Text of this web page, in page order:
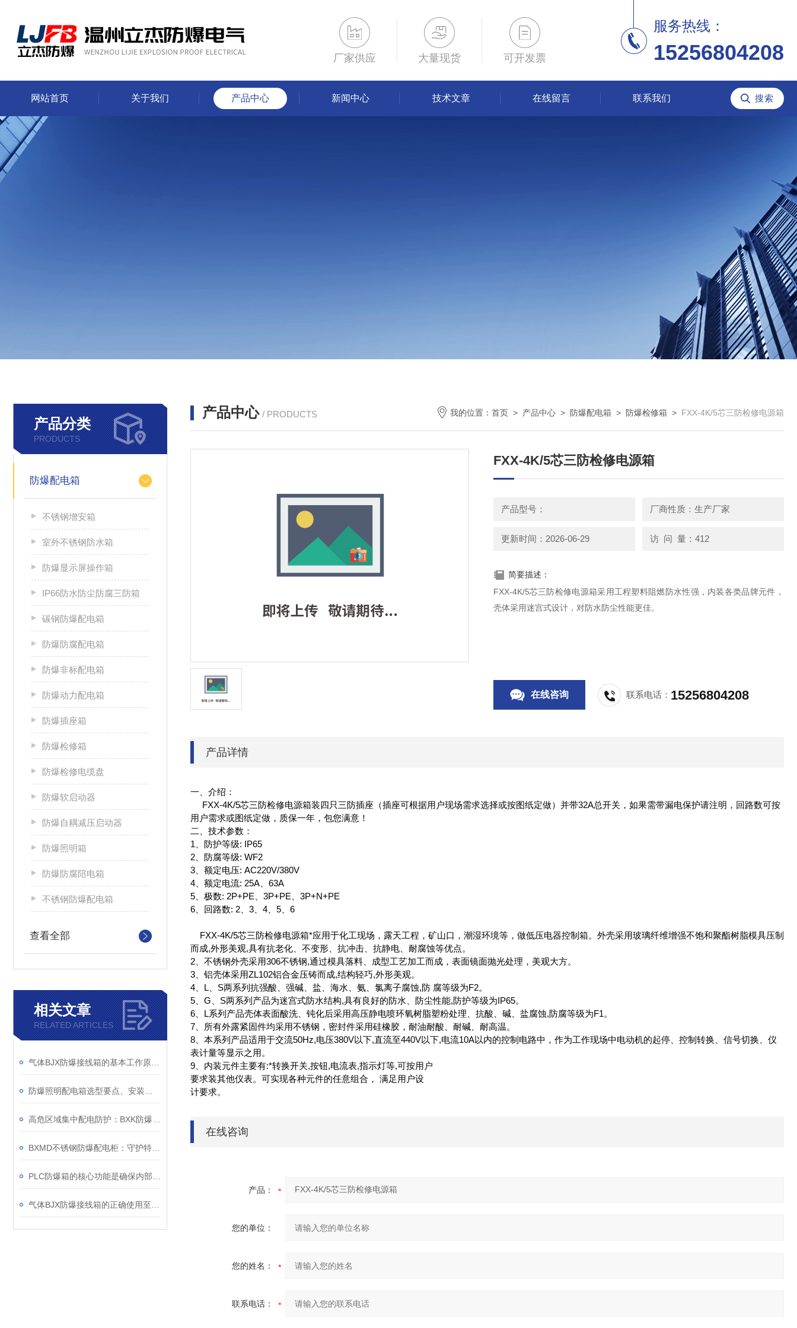
厂家供应 大量现货 可开发票
服务热线：
15256804208
网站首页 关于我们 产品中心 新闻中心 技术文章 在线留言 联系我们
产品分类
PRODUCTS
防爆配电箱
不锈钢增安箱
室外不锈钢防水箱
防爆显示屏操作箱
IP66防水防尘防腐三防箱
碳钢防爆配电箱
防爆防腐配电箱
防爆非标配电箱
防爆动力配电箱
防爆插座箱
防爆检修箱
防爆检修电缆盘
防爆软启动器
防爆自耦减压启动器
防爆照明箱
防爆防腐陪电箱
不锈钢防爆配电箱
查看全部
相关文章
RELATED ARTICLES
产品中心 / PRODUCTS 我的位置： 首页 > 产品中心 > 防爆配电箱 > 防爆检修箱 > FXX-4K/5芯三防检修电源箱
FXX-4K/5芯三防检修电源箱
产品型号： 厂商性质：生产厂家
更新时间：2026-06-29 访 问 量：412
简要描述：
FXX-4K/5芯三防检修电源箱采用工程塑料阻燃防水性强，内装各类品牌元件，
壳体采用迷宫式设计，对防水防尘性能更佳。
在线咨询 联系电话： 15256804208
产品详情
一、介绍：
FXX-4K/5芯三防检修电源箱装四只三防插座（插座可根据用户现场需求选择或按图纸定做）并带32A总开关，如果需带漏电保护请注明，回路数可按
用户需求或图纸定做，质保一年，包您满意！
二、技术参数：
1、防护等级: IP65
2、防腐等级: WF2
3、额定电压: AC220V/380V
4、额定电流: 25A、63A
5、极数: 2P+PE、3P+PE、3P+N+PE
6、回路数: 2、3、4、5、6
FXX-4K/5芯三防检修电源箱*应用于化工现场，露天工程，矿山口，潮湿环境等，做低压电器控制箱。外壳采用玻璃纤维增强不饱和聚酯树脂模具压制
而成,外形美观,具有抗老化、不变形、抗冲击、抗静电、耐腐蚀等优点。
2、不锈钢外壳采用306不锈钢,通过模具落料、成型工艺加工而成，表面镜面抛光处理，美观大方。
3、铝壳体采用ZL102铝合金压铸而成,结构轻巧,外形美观。
4、L、S两系列抗强酸、强碱、盐、海水、氨、氯离子腐蚀,防 腐等级为F2。
5、G、S两系列产品为迷宫式防水结构,具有良好的防水、防尘性能,防护等级为IP65。
6、L系列产品壳体表面酸洗、钝化后采用高压静电喷环氧树脂塑粉处理、抗酸、碱、盐腐蚀,防腐等级为F1。
7、所有外露紧固件均采用不锈钢，密封件采用硅橡胶，耐油耐酸、耐碱、耐高温。
8、本系列产品适用于交流50Hz,电压380V以下,直流至440V以下,电流10A以内的控制电路中，作为工作现场中电动机的起停、控制转换、信号切换、仪
表计量等显示之用。
9、内装元件主要有:*转换开关,按钮,电流表,指示灯等,可按用户
要求装其他仪表。可实现各种元件的任意组合， 满足用户设
计要求。
在线咨询
产品：
您的单位：
您的姓名：
联系电话：